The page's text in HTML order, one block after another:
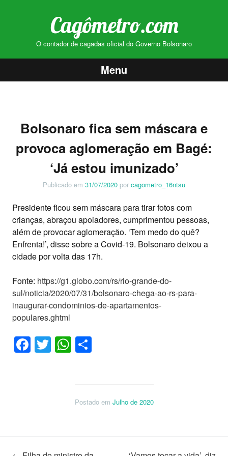
Cagômetro.com
O contador de cagadas oficial do Governo Bolsonaro
Menu
conteúdo
Bolsonaro fica sem máscara e
provoca aglomeração em Bagé:
‘Já estou imunizado’
Publicado em 31/07/2020 por cagometro_16ntsu
Presidente ficou sem máscara para tirar fotos com
crianças, abraçou apoiadores, cumprimentou pessoas,
além de provocar aglomeração. ‘Tem medo do quê?
Enfrenta!’, disse sobre a Covid-19. Bolsonaro deixou a
cidade por volta das 17h.
Fonte: https://g1.globo.com/rs/rio-grande-do-
sul/noticia/2020/07/31/bolsonaro-chega-ao-rs-para-
inaugurar-condominios-de-apartamentos-
populares.ghtml
Facebook
TwitterWhatsApp
Postado em Julho de 2020